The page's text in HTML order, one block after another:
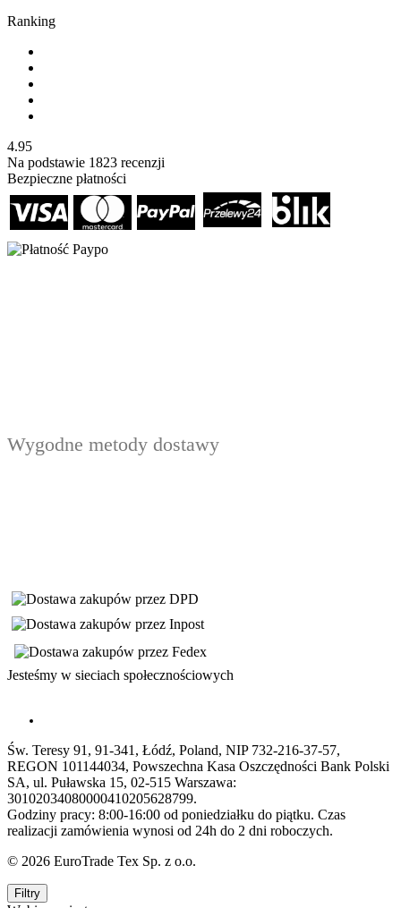
Ranking
4.95
Na podstawie 1823 recenzji
Bezpieczne płatności
Wygodne metody dostawy
Jesteśmy w sieciach społecznościowych
Św. Teresy 91, 91-341, Łódź, Poland, NIP 732-216-37-57,
REGON 101144034, Powszechna Kasa Oszczędności Bank Polski
SA, ul. Puławska 15, 02-515 Warszawa:
30102034080000410205628799.
Godziny pracy: 8:00-16:00 od poniedziałku do piątku. Czas
realizacji zamówienia wynosi od 24h do 2 dni roboczych.
© 2026 EuroTrade Tex Sp. z o.o.
Filtry